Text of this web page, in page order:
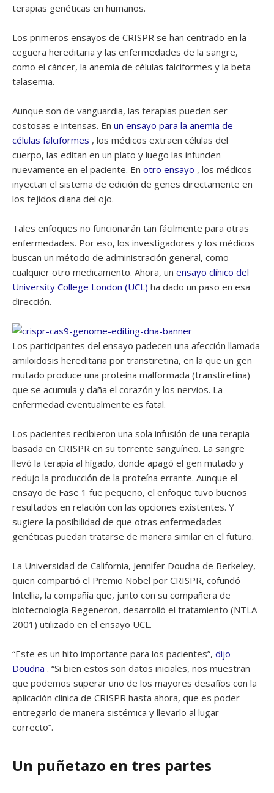
terapias genéticas en humanos.
Los primeros ensayos de CRISPR se han centrado en la
ceguera hereditaria y las enfermedades de la sangre,
como el cáncer, la anemia de células falciformes y la beta
talasemia.
Aunque son de vanguardia, las terapias pueden ser
costosas e intensas. En un ensayo para la anemia de
células falciformes , los médicos extraen células del
cuerpo, las editan en un plato y luego las infunden
nuevamente en el paciente. En otro ensayo , los médicos
inyectan el sistema de edición de genes directamente en
los tejidos diana del ojo.
Tales enfoques no funcionarán tan fácilmente para otras
enfermedades. Por eso, los investigadores y los médicos
buscan un método de administración general, como
cualquier otro medicamento. Ahora, un ensayo clínico del
University College London (UCL) ha dado un paso en esa
dirección.
Los participantes del ensayo padecen una afección llamada
amiloidosis hereditaria por transtiretina, en la que un gen
mutado produce una proteína malformada (transtiretina)
que se acumula y daña el corazón y los nervios. La
enfermedad eventualmente es fatal.
Los pacientes recibieron una sola infusión de una terapia
basada en CRISPR en su torrente sanguíneo. La sangre
llevó la terapia al hígado, donde apagó el gen mutado y
redujo la producción de la proteína errante. Aunque el
ensayo de Fase 1 fue pequeño, el enfoque tuvo buenos
resultados en relación con las opciones existentes. Y
sugiere la posibilidad de que otras enfermedades
genéticas puedan tratarse de manera similar en el futuro.
La Universidad de California, Jennifer Doudna de Berkeley,
quien compartió el Premio Nobel por CRISPR, cofundó
Intellia, la compañía que, junto con su compañera de
biotecnología Regeneron, desarrolló el tratamiento (NTLA-
2001) utilizado en el ensayo UCL.
“Este es un hito importante para los pacientes”, dijo
Doudna . “Si bien estos son datos iniciales, nos muestran
que podemos superar uno de los mayores desafíos con la
aplicación clínica de CRISPR hasta ahora, que es poder
entregarlo de manera sistémica y llevarlo al lugar
correcto”.
Un puñetazo en tres partes